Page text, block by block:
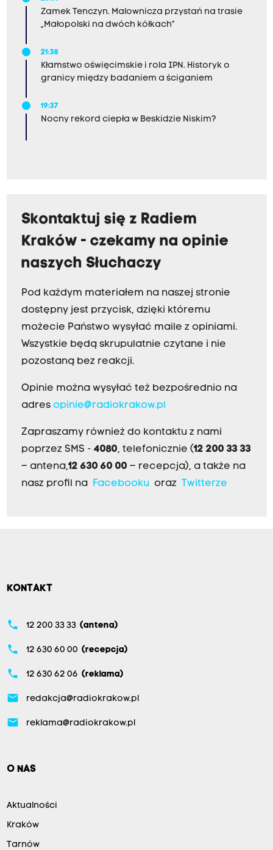
Zamek Tenczyn. Malownicza przystań na trasie
„Małopolski na dwóch kółkach”
21:38
Kłamstwo oświęcimskie i rola IPN. Historyk o
granicy między badaniem a ściganiem
19:37
Nocny rekord ciepła w Beskidzie Niskim?
Skontaktuj się z Radiem
Kraków - czekamy na opinie
naszych Słuchaczy
Pod każdym materiałem na naszej stronie
dostępny jest przycisk, dzięki któremu
możecie Państwo wysyłać maile z opiniami.
Wszystkie będą skrupulatnie czytane i nie
pozostaną bez reakcji.
Opinie można wysyłać też bezpośrednio na
adres opinie@radiokrakow.pl
Zapraszamy również do kontaktu z nami
poprzez SMS - 4080, telefonicznie (12 200 33 33
– antena,12 630 60 00 – recepcja), a także na
nasz profil na Facebookuoraz Twitterze
KONTAKT
phone 12 200 33 33 (antena)
phone 12 630 60 00 (recepcja)
phone 12 630 62 06 (reklama)
email redakcja@radiokrakow.pl
email reklama@radiokrakow.pl
O NAS
Aktualności
Kraków
Tarnów